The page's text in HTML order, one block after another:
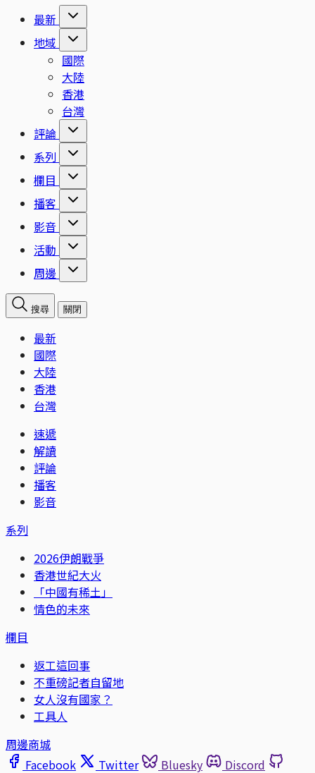
最新
地域
國際
大陸
香港
台灣
評論
系列
欄目
播客
影音
活動
周邊
搜尋 關閉
最新
國際
大陸
香港
台灣
速遞
解讀
評論
播客
影音
系列
2026伊朗戰爭
香港世紀大火
「中國有稀土」
情色的未來
欄目
返工這回事
不重磅記者自留地
女人沒有國家？
工具人
周邊商城
Facebook
Twitter Bluesky
Discord